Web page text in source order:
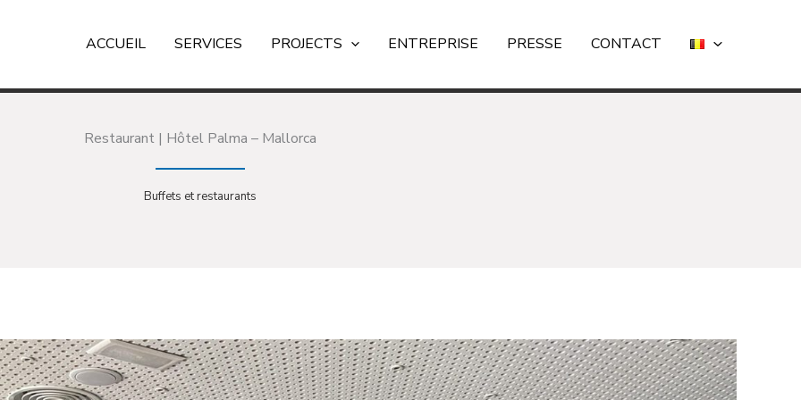
ACCUEIL SERVICES PROJECTS ENTREPRISE PRESSE CONTACT
Restaurant | Hôtel Palma – Mallorca
Buffets et restaurants